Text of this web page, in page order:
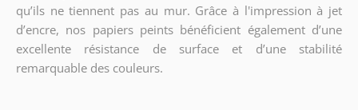
qu’ils ne tiennent pas au mur. Grâce à l'impression à jet
d’encre, nos papiers peints bénéficient également d’une
excellente résistance de surface et d’une stabilité
remarquable des couleurs.